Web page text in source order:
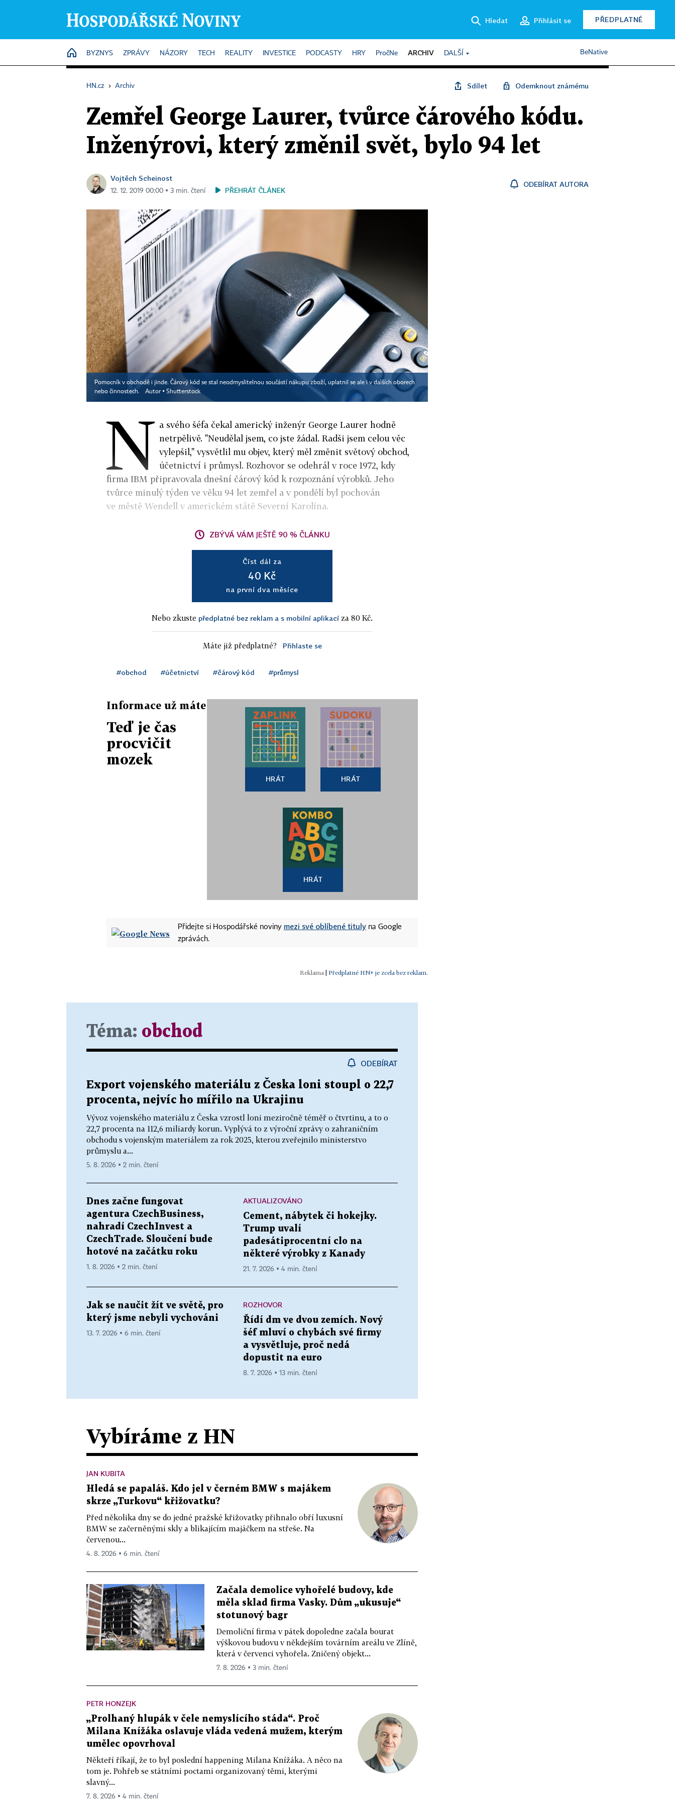
Hledat Přihlásit se PŘEDPLATNÉ
HOME
BYZNYS ZPRÁVY NÁZORY TECH REALITY INVESTICE PODCASTY HRY PročNe ARCHIV DALŠÍ BeNative
HN.cz › Archiv Sdílet Odemknout známému
Zemřel George Laurer, tvůrce čárového kódu.
Inženýrovi, který změnil svět, bylo 94 let
Vojtěch Scheinost
12. 12. 2019 00:00 ▪ 3 min. čtení PŘEHRÁT ČLÁNEK
ODEBÍRAT AUTORA
Pomocník v obchodě i jinde. Čárový kód se stal neodmyslitelnou součástí nákupu zboží, uplatnil se ale i v dalších oborech
nebo činnostech.
Autor ▪ Shutterstock
N a svého šéfa čekal americký inženýr George Laurer hodně
netrpělivě. "Neudělal jsem, co jste žádal. Radši jsem celou věc
vylepšil," vysvětlil mu objev, který měl změnit světový obchod,
účetnictví i průmysl. Rozhovor se odehrál v roce 1972, kdy
firma IBM připravovala dnešní čárový kód k rozpoznání výrobků. Jeho
tvůrce minulý týden ve věku 94 let zemřel a v pondělí byl pochován
ve městě Wendell v americkém státě Severní Karolína.
ZBÝVÁ VÁM JEŠTĚ 90 % ČLÁNKU
Číst dál za
40 Kč
na první dva měsíce
Nebo zkuste předplatné bez reklam a s mobilní aplikací za 80 Kč.
Máte již předplatné? Přihlaste se
#obchod #účetnictví #čárový kód #průmysl
Informace už máte
Teď je čas
procvičit
mozek
HRÁT HRÁT
HRÁT
Přidejte si Hospodářské noviny mezi své oblíbené tituly na Google
zprávách.
| Předplatné HN+ je zcela bez reklam.
Téma: obchod
ODEBÍRAT
Export vojenského materiálu z Česka loni stoupl o 22,7
procenta, nejvíc ho mířilo na Ukrajinu
Vývoz vojenského materiálu z Česka vzrostl loni meziročně téměř o čtvrtinu, a to o
22,7 procenta na 112,6 miliardy korun. Vyplývá to z výroční zprávy o zahraničním
obchodu s vojenským materiálem za rok 2025, kterou zveřejnilo ministerstvo
průmyslu a...
5. 8. 2026 ▪ 2 min. čtení
Dnes začne fungovat
agentura CzechBusiness,
nahradí CzechInvest a
CzechTrade. Sloučení bude
hotové na začátku roku
1. 8. 2026 ▪ 2 min. čtení
AKTUALIZOVÁNO
Cement, nábytek či hokejky.
Trump uvalí
padesátiprocentní clo na
některé výrobky z Kanady
21. 7. 2026 ▪ 4 min. čtení
Jak se naučit žít ve světě, pro
který jsme nebyli vychováni
13. 7. 2026 ▪ 6 min. čtení
ROZHOVOR
Řídí dm ve dvou zemích. Nový
šéf mluví o chybách své firmy
a vysvětluje, proč nedá
dopustit na euro
8. 7. 2026 ▪ 13 min. čtení
Vybíráme z HN
JAN KUBITA
Hledá se papaláš. Kdo jel v černém BMW s majákem
skrze „Turkovu“ křižovatku?
Před několika dny se do jedné pražské křižovatky přihnalo obří luxusní
BMW se začerněnými skly a blikajícím majáčkem na střeše. Na
červenou...
4. 8. 2026 ▪ 6 min. čtení
Začala demolice vyhořelé budovy, kde
měla sklad firma Vasky. Dům „ukusuje“
stotunový bagr
Demoliční firma v pátek dopoledne začala bourat
výškovou budovu v někdejším továrním areálu ve Zlíně,
která v červenci vyhořela. Zničený objekt...
7. 8. 2026 ▪ 3 min. čtení
PETR HONZEJK
„Prolhaný hlupák v čele nemyslícího stáda“. Proč
Milana Knížáka oslavuje vláda vedená mužem, kterým
umělec opovrhoval
Někteří říkají, že to byl poslední happening Milana Knížáka. A něco na
tom je. Pohřeb se státními poctami organizovaný těmi, kterými
slavný...
7. 8. 2026 ▪ 4 min. čtení